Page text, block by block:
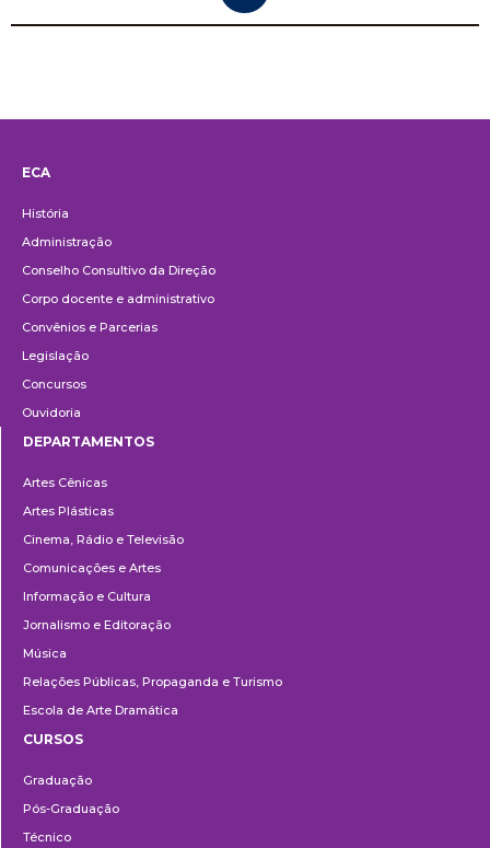
ECA
História
Administração
Conselho Consultivo da Direção
Corpo docente e administrativo
Convênios e Parcerias
Legislação
Concursos
Ouvidoria
DEPARTAMENTOS
Artes Cênicas
Artes Plásticas
Cinema, Rádio e Televisão
Comunicações e Artes
Informação e Cultura
Jornalismo e Editoração
Música
Relações Públicas, Propaganda e Turismo
Escola de Arte Dramática
CURSOS
Graduação
Pós-Graduação
Técnico